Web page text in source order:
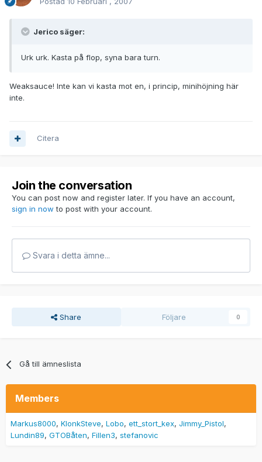
Jerico säger:
Urk urk. Kasta på flop, syna bara turn.
Weaksauce! Inte kan vi kasta mot en, i princip, minihöjning här
inte.
Citera
Join the conversation
You can post now and register later. If you have an account,
sign in now to post with your account.
Svara i detta ämne...
Share Följare 0
Gå till ämneslista
Members
Markus8000 KlonkSteve Lobo ett_stort_kex Jimmy_Pistol
Lundin89 GTOBåten Fillen3 stefanovic